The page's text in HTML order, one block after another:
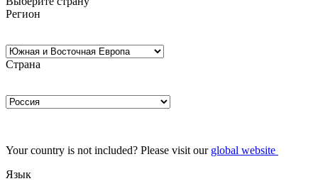
Регион
Страна
Your country is not included? Please visit our global website
Язык